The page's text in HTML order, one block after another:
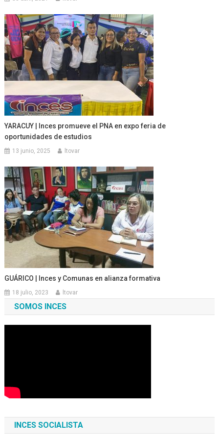
YARACUY | Inces promueve el PNA en expo feria de
oportunidades de estudios
13 junio, 2025 ltovar
GUÁRICO | Inces y Comunas en alianza formativa
18 julio, 2023 ltovar
SOMOS INCES
INCES SOCIALISTA